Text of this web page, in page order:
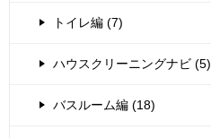
トイレ編 (7)
ハウスクリーニングナビ (5)
バスルーム編 (18)